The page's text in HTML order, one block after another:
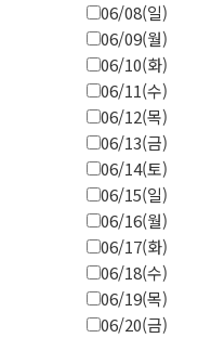
06/08(일)
06/09(월)
06/10(화)
06/11(수)
06/12(목)
06/13(금)
06/14(토)
06/15(일)
06/16(월)
06/17(화)
06/18(수)
06/19(목)
06/20(금)